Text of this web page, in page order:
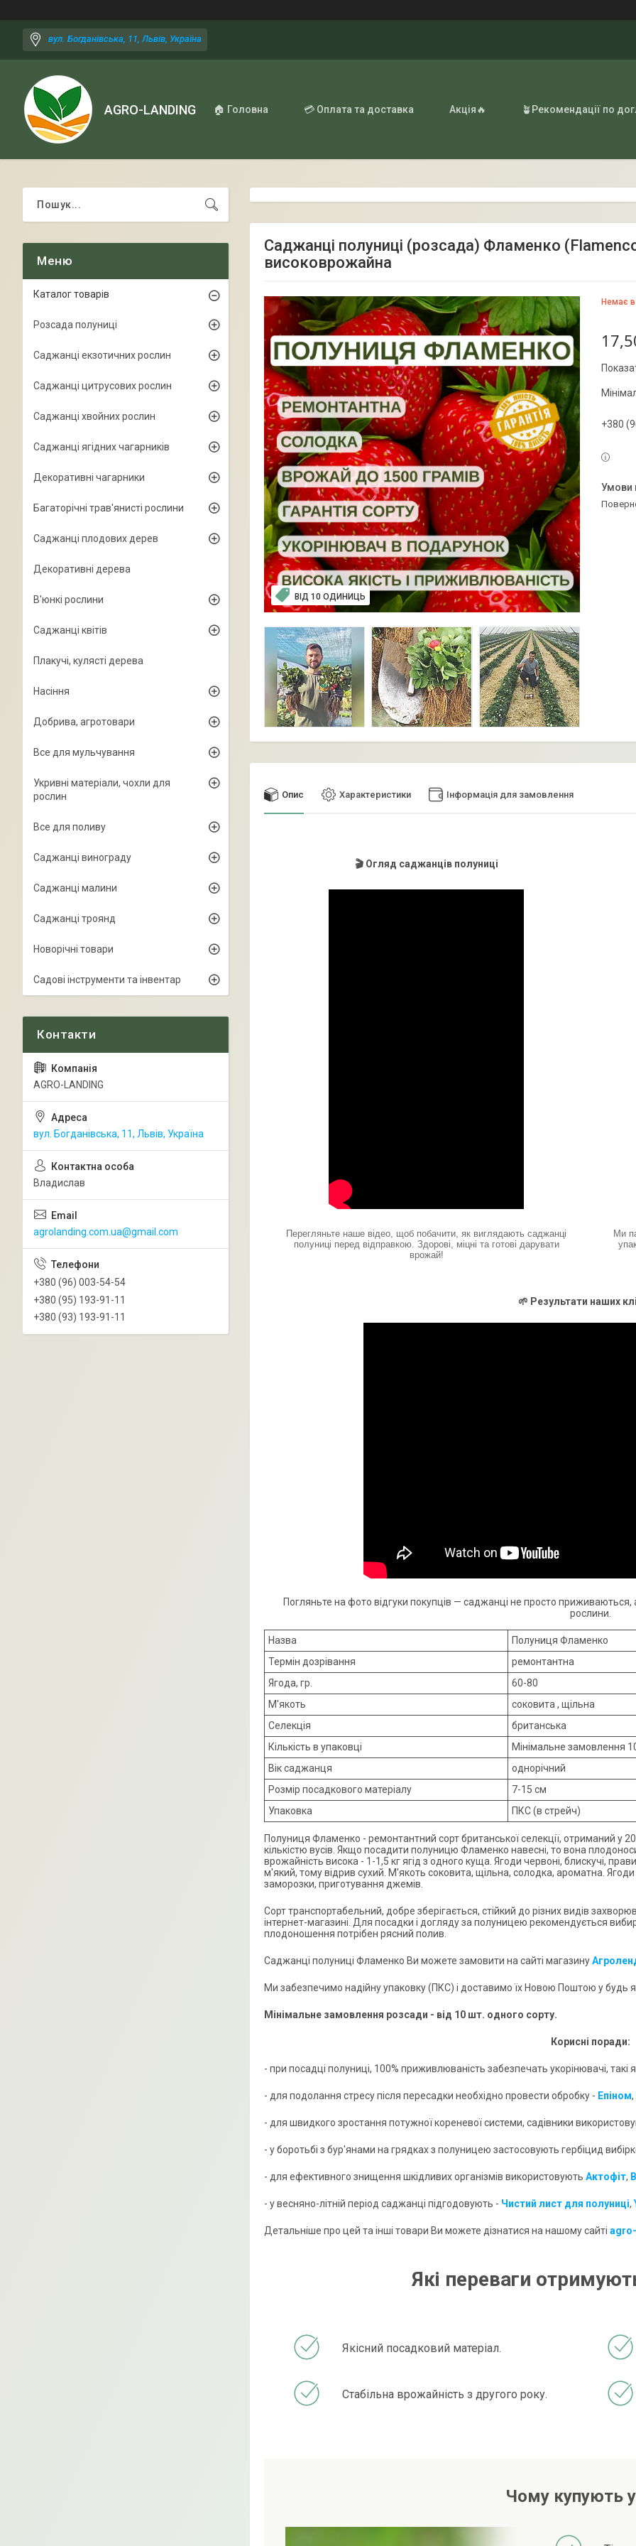
вул. Богданівська, 11, Львів, Україна
AGRO-LANDING 🏠 Головна 💳 Оплата та доставка Акція🔥 🪴Рекомендації по
Саджанці полуниці (розсада) Фламенко
високоврожайна
ВІД 10 ОДИНИЦЬ
Немає в
+380
Опис Характеристики Інформація для замовлення
🎬 Огляд саджанців полуниці
Перегляньте наше відео, щоб побачити, як виглядають саджанці
полуниці перед відправкою. Здорові, міцні та готові дарувати
врожай!
Ми
🌱 Результати наших
Погляньте на фото відгуки покупців — саджанці не просто
рослини.
Назва
Полуниця Фламенко
Термін дозрівання
ремонтантна
Ягода, гр.
60-80
М'якоть
соковита , щільна
Селекція
британська
Кількість в упаковці
Мінімальне замовлення
Вік саджанця
однорічний
Розмір посадкового матеріалу
7-15 см
Упаковка
ПКС (в стрейч)
Полуниця Фламенко - ремонтантний сорт британської селекції, отриманий у
кількістю вусів. Якщо посадити полуницю Фламенко навесні, то вона
врожайність висока - 1-1,5 кг ягід з одного куща. Ягоди червоні, блискучі,
м'який, тому відрив сухий. М'якоть соковита, щільна, солодка, ароматна.
заморозки, приготування джемів.
Сорт транспортабельний, добре зберігається, стійкий до різних видів
інтернет-магазині. Для посадки і догляду за полуницею рекомендується
плодоношення потрібен рясний полив.
Саджанці полуниці Фламенко Ви можете замовити на сайті магазину
Ми забезпечимо надійну упаковку (ПКС) і доставимо їх Новою Поштою у будь
Мінімальне замовлення розсади - від 10 шт. одного сорту.
Корисні поради:
- при посадці полуниці, 100% приживлюваність забезпечать укорінювачі, такі
- для подолання стресу після пересадки необхідно провести обробку - Епіном,
- для швидкого зростання потужної кореневої системи, садівники
- у боротьбі з бур'янами на грядках з полуницею застосовують гербіцид
- для ефективного знищення шкідливих організмів використовують Актофіт,
- у весняно-літній період саджанці підгодовують - Чистий лист для полуниці,
Детальніше про цей та інші товари Ви можете дізнатися на нашому сайті
Які переваги
Якісний посадковий матеріал.
Стабільна врожайність з другого року.
Чому купують
Каталог товарів
Розсада полуниці
Саджанці екзотичних рослин
Саджанці цитрусових рослин
Саджанці хвойних рослин
Саджанці ягідних чагарників
Декоративні чагарники
Багаторічні трав'янисті рослини
Саджанці плодових дерев
Декоративні дерева
В'юнкі рослини
Саджанці квітів
Плакучі, кулясті дерева
Насіння
Добрива, агротовари
Все для мульчування
Укривні матеріали, чохли для
рослин
Все для поливу
Саджанці винограду
Саджанці малини
Саджанці троянд
Новорічні товари
Садові інструменти та інвентар
AGRO-LANDING
вул. Богданівська, 11, Львів, Україна
Владислав
agrolanding.com.ua@gmail.com
+380 (96) 003-54-54
+380 (95) 193-91-11
+380 (93) 193-91-11